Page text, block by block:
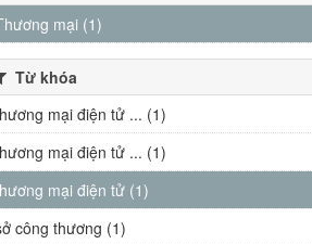
mại (1)
Từ khóa
mại điện tử ... (1)
mại điện tử ... (1)
mại điện tử (1)
công thương (1)